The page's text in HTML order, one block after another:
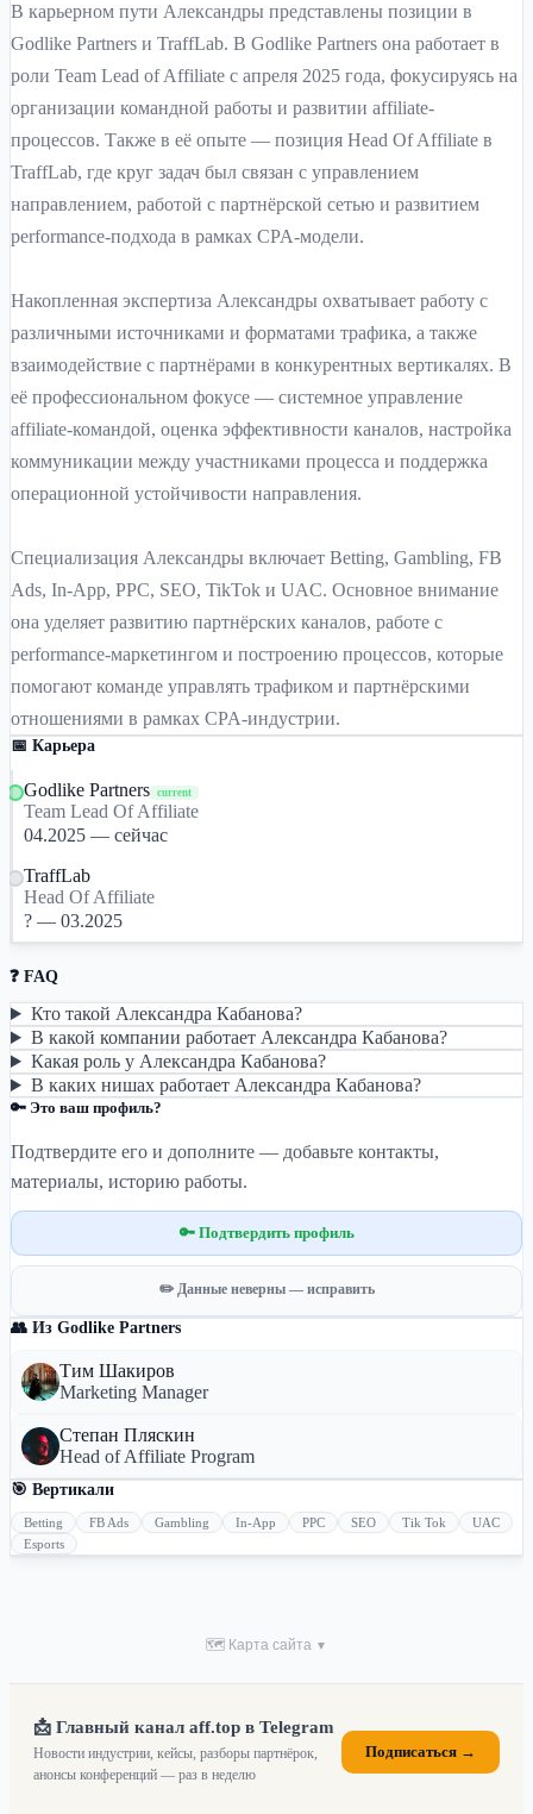
В карьерном пути Александры представлены позиции в
Godlike Partners и TraffLab. В Godlike Partners она работает в
роли Team Lead of Affiliate с апреля 2025 года, фокусируясь на
организации командной работы и развитии affiliate-
процессов. Также в её опыте — позиция Head Of Affiliate в
TraffLab, где круг задач был связан с управлением
направлением, работой с партнёрской сетью и развитием
performance-подхода в рамках CPA-модели.
Накопленная экспертиза Александры охватывает работу с
различными источниками и форматами трафика, а также
взаимодействие с партнёрами в конкурентных вертикалях. В
её профессиональном фокусе — системное управление
affiliate-командой, оценка эффективности каналов, настройка
коммуникации между участниками процесса и поддержка
операционной устойчивости направления.
Специализация Александры включает Betting, Gambling, FB
Ads, In-App, PPC, SEO, TikTok и UAC. Основное внимание
она уделяет развитию партнёрских каналов, работе с
performance-маркетингом и построению процессов, которые
помогают команде управлять трафиком и партнёрскими
отношениями в рамках CPA-индустрии.
📅 Карьера
Godlike Partners current
Team Lead Of Affiliate
04.2025 — сейчас
TraffLab
Head Of Affiliate
? — 03.2025
❓ FAQ
Кто такой Александра Кабанова?
В какой компании работает Александра Кабанова?
Какая роль у Александра Кабанова?
В каких нишах работает Александра Кабанова?
🔑 Это ваш профиль?
Подтвердите его и дополните — добавьте контакты,
материалы, историю работы.
🔑 Подтвердить профиль
✏️ Данные неверны — исправить
👥 Из Godlike Partners
Тим Шакиров
Marketing Manager
Степан Пляскин
Head of Affiliate Program
🎯 Вертикали
Betting FB Ads Gambling In-App PPC SEO Tik Tok
UAC
Esports
🗺 Карта сайта ▼
📩 Главный канал aff.top в Telegram
Новости индустрии, кейсы, разборы партнёрок,
анонсы конференций — раз в неделю
Подписаться →